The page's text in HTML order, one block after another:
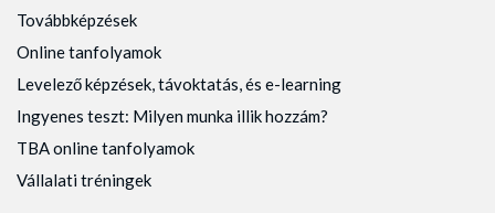
Továbbképzések
Online tanfolyamok
Levelező képzések, távoktatás, és e-learning
Ingyenes teszt: Milyen munka illik hozzám?
TBA online tanfolyamok
Vállalati tréningek